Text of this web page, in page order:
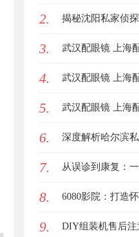
2. 揭秘沈阳私家侦
3. 武汉配眼镜 上海
4. 武汉配眼镜 上海
5. 武汉配眼镜 上海
6. 深度解析哈尔滨
用现状
7. 从误诊到康复：
的艰辛求医路
8. 6080影院：打造
佳选择
9. DIY组装机售后